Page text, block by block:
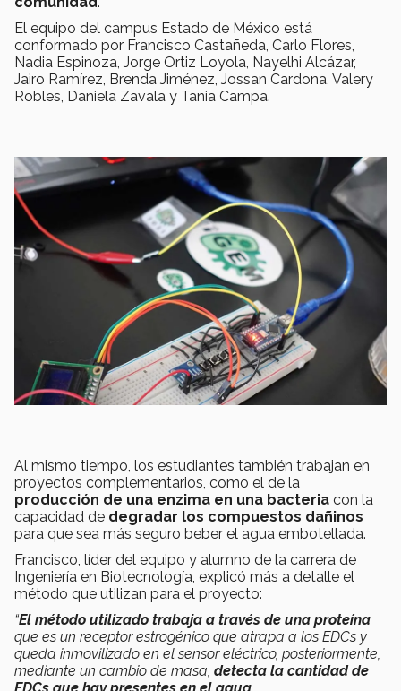
El equipo del campus Estado de México está
conformado por Francisco Castañeda, Carlo Flores,
Nadia Espinoza, Jorge Ortiz Loyola, Nayelhi Alcázar,
Jairo Ramírez, Brenda Jiménez, Jossan Cardona, Valery
Robles, Daniela Zavala y Tania Campa.
Al mismo tiempo, los estudiantes también trabajan en
proyectos complementarios, como el de la
producción de una enzima en una bacteria con la
capacidad de degradar los compuestos dañinos
para que sea más seguro beber el agua embotellada.
Francisco, líder del equipo y alumno de la carrera de
Ingeniería en Biotecnología, explicó más a detalle el
método que utilizan para el proyecto:
“El método utilizado trabaja a través de una proteína
que es un receptor estrogénico que atrapa a los EDCs y
queda inmovilizado en el sensor eléctrico, posteriormente,
mediante un cambio de masa, detecta la cantidad de